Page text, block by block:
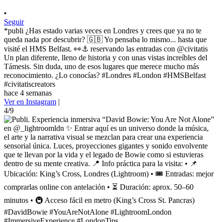
•
Seguir
*publi ¿Has estado varias veces en Londres y crees que ya no te
queda nada por descubrir? 🇬🇧 Yo pensaba lo mismo... hasta que
visité el HMS Belfast. 👀⚓ reservando las entradas con @civitatis
Un plan diferente, lleno de historia y con unas vistas increíbles del
Támesis. Sin duda, uno de esos lugares que merece mucho más
reconocimiento. ¿Lo conocías? #Londres #London #HMSBelfast
#civitatiscreators
hace 4 semanas
Ver en Instagram |
4/9